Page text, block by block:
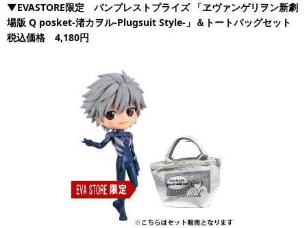
▼EVASTORE限定 バンプレストプライズ 「ヱヴァンゲリヲン新劇
場版 Q posket-渚カヲル-Plugsuit Style-」＆トートバッグセット
税込価格 4,180円